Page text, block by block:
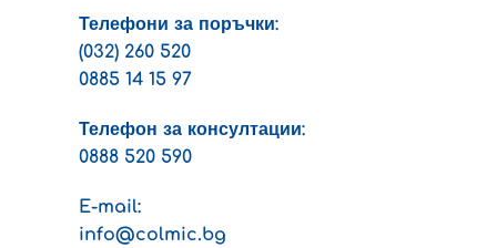
Телефони за поръчки:
(032) 260 520
0885 14 15 97
Телефон за консултации:
0888 520 590
E-mail:
info@colmic.bg